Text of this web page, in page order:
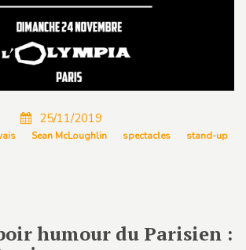
25/11/2019
Sean McLoughlin spectacles stand-up
humour du Parisien :